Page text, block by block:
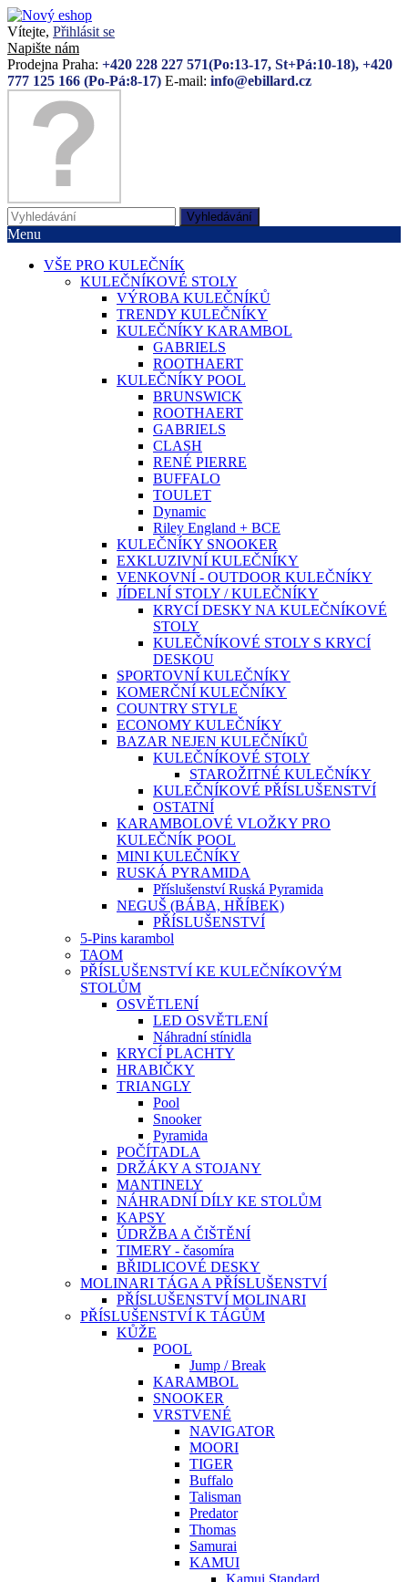
Vítejte, Přihlásit se
Napište nám
Prodejna Praha: +420 228 227 571(Po:13-17, St+Pá:10-18), +420
777 125 166 (Po-Pá:8-17) E-mail: info@ebillard.cz
Vyhledávání
Menu
VŠE PRO KULEČNÍK
KULEČNÍKOVÉ STOLY
VÝROBA KULEČNÍKŮ
TRENDY KULEČNÍKY
KULEČNÍKY KARAMBOL
GABRIELS
ROOTHAERT
KULEČNÍKY POOL
BRUNSWICK
ROOTHAERT
GABRIELS
CLASH
RENÉ PIERRE
BUFFALO
TOULET
Dynamic
Riley England + BCE
KULEČNÍKY SNOOKER
EXKLUZIVNÍ KULEČNÍKY
VENKOVNÍ - OUTDOOR KULEČNÍKY
JÍDELNÍ STOLY / KULEČNÍKY
KRYCÍ DESKY NA KULEČNÍKOVÉ
STOLY
KULEČNÍKOVÉ STOLY S KRYCÍ
DESKOU
SPORTOVNÍ KULEČNÍKY
KOMERČNÍ KULEČNÍKY
COUNTRY STYLE
ECONOMY KULEČNÍKY
BAZAR NEJEN KULEČNÍKŮ
KULEČNÍKOVÉ STOLY
STAROŽITNÉ KULEČNÍKY
KULEČNÍKOVÉ PŘÍSLUŠENSTVÍ
OSTATNÍ
KARAMBOLOVÉ VLOŽKY PRO
KULEČNÍK POOL
MINI KULEČNÍKY
RUSKÁ PYRAMIDA
Příslušenství Ruská Pyramida
NEGUŠ (BÁBA, HŘÍBEK)
PŘÍSLUŠENSTVÍ
5-Pins karambol
TAOM
PŘÍSLUŠENSTVÍ KE KULEČNÍKOVÝM
STOLŮM
OSVĚTLENÍ
LED OSVĚTLENÍ
Náhradní stínidla
KRYCÍ PLACHTY
HRABIČKY
TRIANGLY
Pool
Snooker
Pyramida
POČÍTADLA
DRŽÁKY A STOJANY
MANTINELY
NÁHRADNÍ DÍLY KE STOLŮM
KAPSY
ÚDRŽBA A ČIŠTĚNÍ
TIMERY - časomíra
BŘIDLICOVÉ DESKY
MOLINARI TÁGA A PŘÍSLUŠENSTVÍ
PŘÍSLUŠENSTVÍ MOLINARI
PŘÍSLUŠENSTVÍ K TÁGŮM
KŮŽE
POOL
Jump / Break
KARAMBOL
SNOOKER
VRSTVENÉ
NAVIGATOR
MOORI
TIGER
Buffalo
Talisman
Predator
Thomas
Samurai
KAMUI
Kamui Standard